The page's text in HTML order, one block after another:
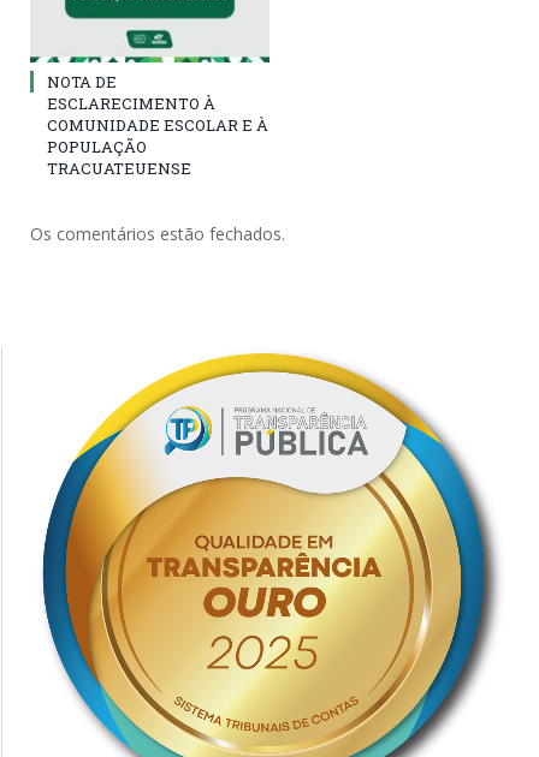
NOTA DE
ESCLARECIMENTO À
COMUNIDADE ESCOLAR E À
POPULAÇÃO
TRACUATEUENSE
Os comentários estão fechados.